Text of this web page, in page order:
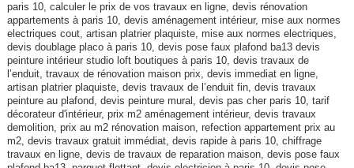
paris 10, calculer le prix de vos travaux en ligne, devis rénovation
appartements à paris 10, devis aménagement intérieur, mise aux normes
electriques cout, artisan platrier plaquiste, mise aux normes electriques,
devis doublage placo à paris 10, devis pose faux plafond ba13 devis
peinture intérieur studio loft boutiques à paris 10, devis travaux de
l’enduit, travaux de rénovation maison prix, devis immediat en ligne,
artisan platrier plaquiste, devis travaux de l’enduit fin, devis travaux
peinture au plafond, devis peinture mural, devis pas cher paris 10, tarif
décorateur d'intérieur, prix m2 aménagement intérieur, devis travaux
demolition, prix au m2 rénovation maison, refection appartement prix au
m2, devis travaux gratuit immédiat, devis rapide à paris 10, chiffrage
travaux en ligne, devis de travaux de reparation maison, devis pose faux